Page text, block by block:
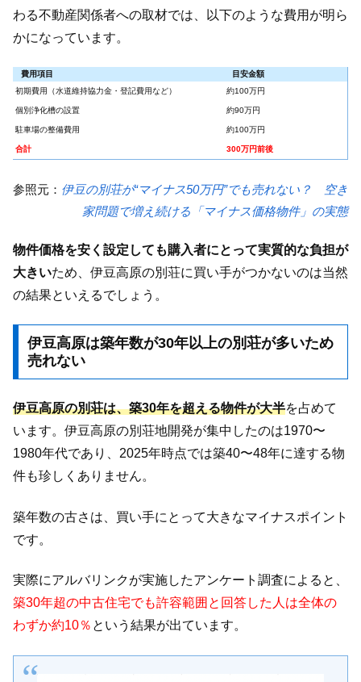
わる不動産関係者への取材では、以下のような費用が明ら
かになっています。
費用項目
目安金額
初期費用（水道維持協力金・登記費用など）
約100万円
個別浄化槽の設置 約90万円
駐車場の整備費用 約100万円
合計 300万円前後
参照元： 伊豆の別荘が“マイナス50万円”でも売れない？ 空き
家問題で増え続ける「マイナス価格物件」の実態
物件価格を安く設定しても購入者にとって実質的な負担が
大きいため、伊豆高原の別荘に買い手がつかないのは当然
の結果といえるでしょう。
伊豆高原は築年数が30年以上の別荘が多いため
売れない
伊豆高原の別荘は、築30年を超える物件が大半を占めて
います。伊豆高原の別荘地開発が集中したのは1970〜
1980年代であり、2025年時点では築40〜48年に達する物
件も珍しくありません。
築年数の古さは、買い手にとって大きなマイナスポイント
です。
実際にアルバリンクが実施したアンケート調査によると、
築30年超の中古住宅でも許容範囲と回答した人は全体の
わずか約10％ という結果が出ています。